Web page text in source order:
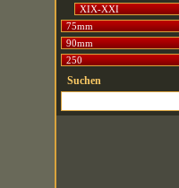
XIX-XXI
75mm
90mm
250
Suchen